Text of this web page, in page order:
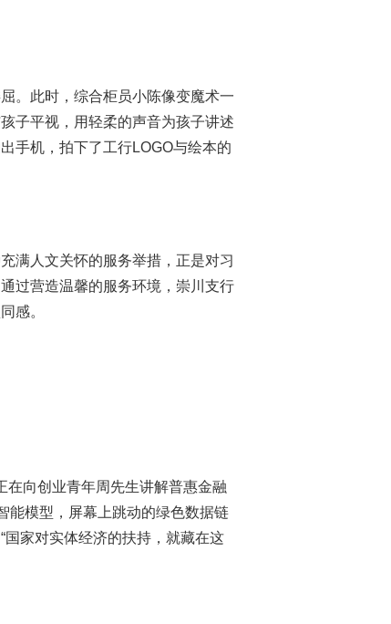
。此时，综合柜员小陈像变魔术一
子平视，用轻柔的声音为孩子讲述
手机，拍下了工行LOGO与绘本的
满人文关怀的服务举措，正是对习
过营造温馨的服务环境，崇川支行
感。
在向创业青年周先生讲解普惠金融
能模型，屏幕上跳动的绿色数据链
家对实体经济的扶持，就藏在这